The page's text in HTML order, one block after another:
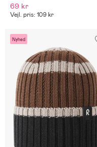
69 kr
Vejl. pris: 109 kr
Nyhed